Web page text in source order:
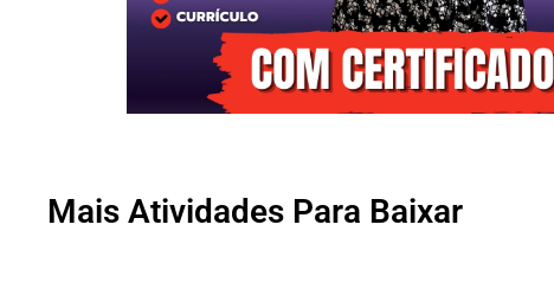
Clique
Mais Atividades Para Baixar